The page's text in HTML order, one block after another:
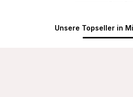
Unsere Topseller in